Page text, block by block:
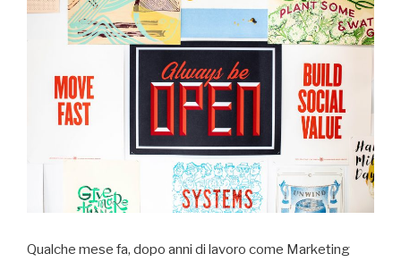
Qualche mese fa, dopo anni di lavoro come Marketing